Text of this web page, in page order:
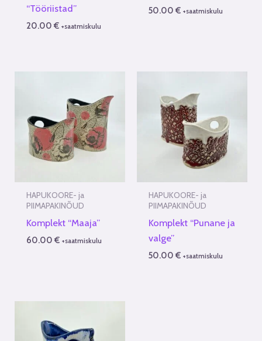
“Tööriistad”
20.00€ +saatmiskulu
50.00€ +saatmiskulu
HAPUKOORE- ja
PIIMAPAKINÕUD
Komplekt “Maaja”
60.00€ +saatmiskulu
HAPUKOORE- ja
PIIMAPAKINÕUD
Komplekt “Punane ja
valge”
50.00€ +saatmiskulu